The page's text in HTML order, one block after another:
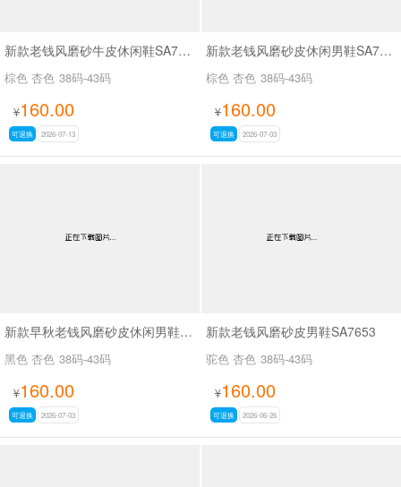
新款老钱风磨砂牛皮休闲鞋SA7652
棕色 杏色 38码-43码
¥160.00
可退换 2026-07-13
新款老钱风磨砂皮休闲男鞋SA7651
棕色 杏色 38码-43码
¥160.00
可退换 2026-07-03
新款早秋老钱风磨砂皮休闲男鞋SA7655
黑色 杏色 38码-43码
¥160.00
可退换 2026-07-03
新款老钱风磨砂皮男鞋SA7653
驼色 杏色 38码-43码
¥160.00
可退换 2026-06-26